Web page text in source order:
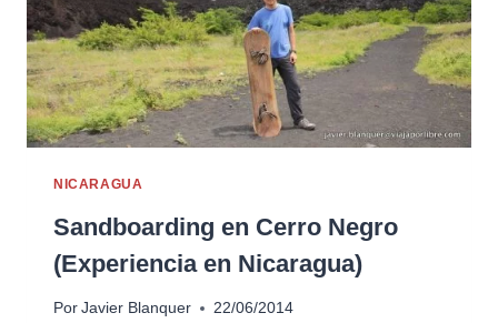
NICARAGUA
Sandboarding en Cerro Negro
(Experiencia en Nicaragua)
Por Javier Blanquer 22/06/2014